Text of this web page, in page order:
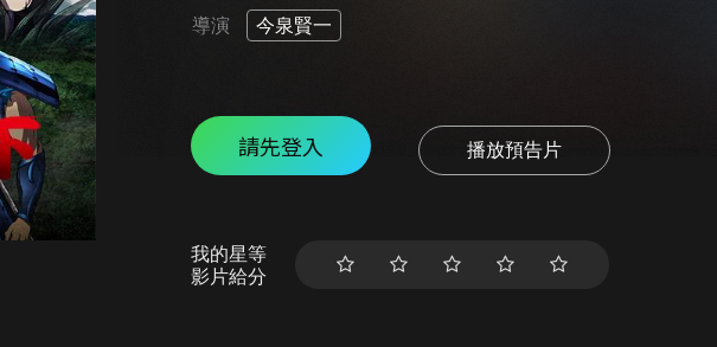
導演 今泉賢一
請先登入 播放預告片
我的星等
影片給分